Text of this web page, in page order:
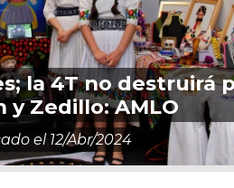
la 4T no destruirá
y Zedillo: AMLO
el 12/abr/2024